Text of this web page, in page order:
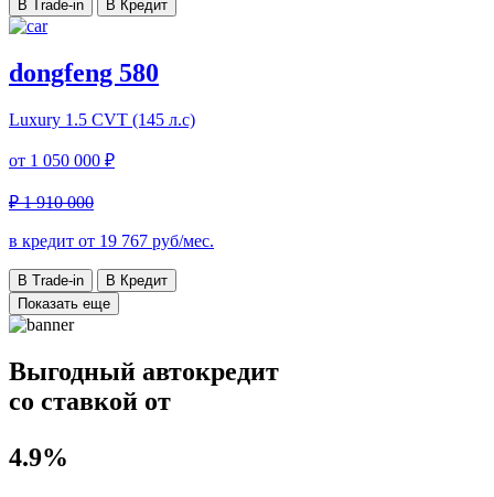
В Trade-in В Кредит
dongfeng 580
Luxury 1.5 CVT (145 л.с)
от 1 050 000 ₽
₽ 1 910 000
в кредит от 19 767 руб/мес.
В Trade-in
В Кредит
Показать еще
Выгодный автокредит
со ставкой от
4.9%